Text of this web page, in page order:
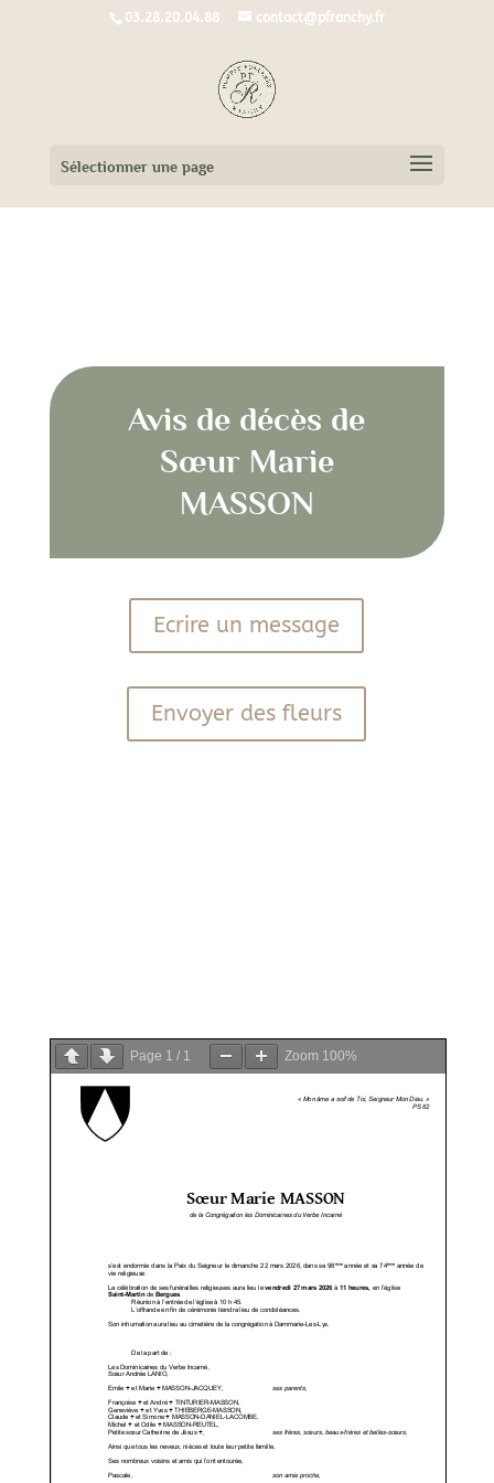
03.28.20.04.88 contact@pfranchy.fr
Sélectionner une page
Avis de décès de
Sœur Marie
MASSON
Ecrire un message
Envoyer des fleurs
Page 1 / 1 Zoom 100%